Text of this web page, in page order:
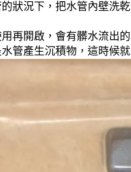
狀況下，把水管內壁洗乾
再開啟，會有髒水流出
管產生沉積物，這時候